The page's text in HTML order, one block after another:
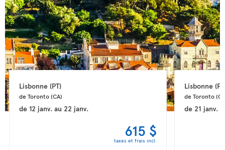
Lisbonne (PT)
de Toronto (CA)
de 12 janv.au 22 janv.
615 $
taxes et frais incl.
Lisbonne
de Toronto
de 21 janv.